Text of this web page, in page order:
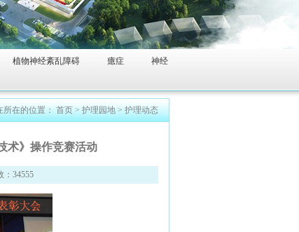
植物神经紊乱障碍 癔症
神经
所在的位置：首页>护理园地>护理动态
术》操作竞赛活动
34555